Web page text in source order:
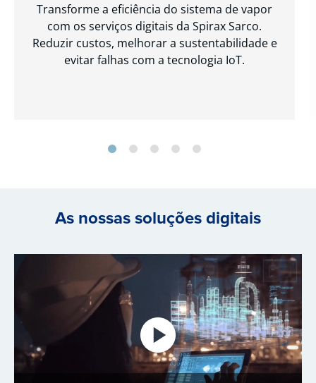
Transforme a eficiência do sistema de vapor
com os serviços digitais da Spirax Sarco.
Reduzir custos, melhorar a sustentabilidade e
evitar falhas com a tecnologia IoT.
As nossas soluções digitais